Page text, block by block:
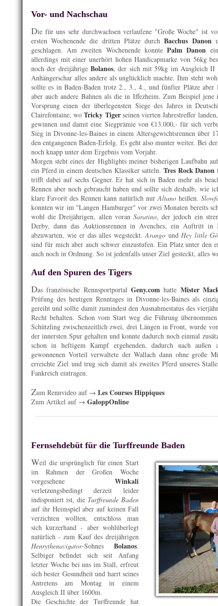
Vor- und Nachschau
Die für uns sehr durchwachsen verlaufene "Große Woche" ist
ersten Wochenende die dritten Plätze durchBacchus Danon
geschlagen. Am zweiten Wochenende konntePalm Danon
allerdings mit einer unerhört hohen Handicapmarke von 56kg
noch der dreijährigeBolanos, der sich mit 59kg im Ausgleich II
Anhängerschar alles andere als unglücklich machte. Ihm steht
sollte es in Baden-Baden trotz 2., 3., 4., und fünfter Plätze
aber auch andere Bahnen als die in Iffezheim. Zum Beispiel
Vorsprung einen der überlegensten Siege des Jahres in
Clairefontaine, woTricky Tigerseinen vierten Jahrestreffer
gewinnen und damit eine Siegprämie von €13.000,- für sich
Sieg in Divonne-les-Baines in einem Altersgewichtsrennen über
den entgangenen Baden-Erfolg. Es geht also munter weiter. Bei
noch knapp unter dem Ergebnis vom Vorjahr.
Morgen steht eines der Highlights meiner bisherigen Laufbahn
ein Pferd in einem deutschen Klassiker satteln.Tres Rock Danon
trifft dabei auf sechs Gegner. Er hat sich in Baden mehr als
Rennen aber noch gebraucht haben und sollte sich deshalb, wie
klare Favorit des Rennen kann natürlich nurAltanoheißen.
konnten wir im "Langen Hamburger" vor zwei Monaten bereits
wohl die Dreijährigen, allen voran Saratino, der jedoch ein
Derby, dann das Auktionsrennen in Avenches, ein Auftritt
abzuwarten, wie er das alles wegsteckt.Arango undHey little
sind für mich aber auch schwer einzustufen. Ein Platz unter den
auch noch in Ordnung. So ist jedenfalls unser Ziel gesteckt, alles
Auf den Spuren des Tigers
Das französische Rennsportportal Geny.comhatte Mister
Prüfung des heutigen Renntages in Divonne-les-Baines als
gereiht und sollte damit zumindest den Ausnahmestatus des
Recht behalten. Schon vom Start weg die Führung
Schützling zwischenzeitlich zwei, drei Längen in Front, wurde
der innersten Spur gehalten und konnte dadurch noch einmal
schon in heftigem Kampf ergehenden, dadurch nach außen
gewonnenen Vorteil verwaltete der Wallach dann ohne große
erreichte Ziel und trug sich damit als zweites Pferd unseres
Fankreich eintragen.
Zum Rennvideo auf → Les Courses Hippiques
Zum Artikel auf → GaloppOnline
Fernsehdebüt für die Turffreunde Baden
Weil die ursprünglich für einen Start
im Rahmen der Großen Woche
vorgesehene Winkali
verletzungsbedingt derzeit leider
indisponiert ist, die Turffreunde Baden
auf ihr Heimspiel aber auf keinen Fall
verzichten wollten, entschloss man
sich kurzerhand - aber wohlüberlegt
natürlich - zum Kauf des dreijährigen
Henrythenavigator-Sohnes Bolanos.
Selbiger befindet sich seit Anfang
letzter Woche bei uns im Stall, erfreut
sich bester Gesundheit und harrt seines
Antretens am Montag in einem
Ausgleich II über 1600m.
Die Geschichte der Turffreunde hat